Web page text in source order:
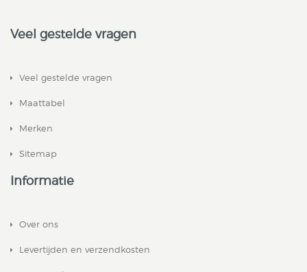
Veel gestelde vragen
Veel gestelde vragen
Maattabel
Merken
Sitemap
Informatie
Over ons
Levertijden en verzendkosten